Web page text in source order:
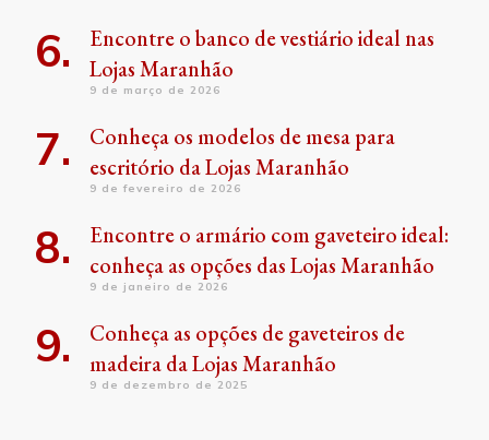
Encontre o banco de vestiário ideal nas
Lojas Maranhão
9 de março de 2026
Conheça os modelos de mesa para
escritório da Lojas Maranhão
9 de fevereiro de 2026
Encontre o armário com gaveteiro ideal:
conheça as opções das Lojas Maranhão
9 de janeiro de 2026
Conheça as opções de gaveteiros de
madeira da Lojas Maranhão
9 de dezembro de 2025